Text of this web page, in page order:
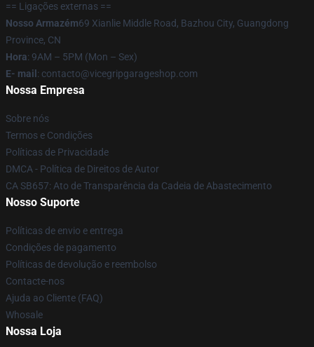
== Ligações externas ==
Nosso Armazém69 Xianlie Middle Road, Bazhou City, Guangdong
Province, CN
Hora: 9AM – 5PM (Mon – Sex)
E- mail : contacto@vicegripgarageshop.com
Nossa Empresa
Sobre nós
Termos e Condições
Políticas de Privacidade
DMCA - Política de Direitos de Autor
CA SB657: Ato de Transparência da Cadeia de Abastecimento
Nosso Suporte
Políticas de envio e entrega
Condições de pagamento
Políticas de devolução e reembolso
Contacte-nos
Ajuda ao Cliente (FAQ)
Whosale
Nossa Loja